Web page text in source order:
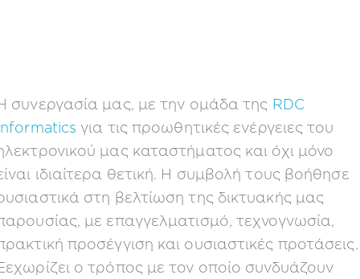
συνεργασία μας, με την ομάδα της RDC
για τις προωθητικές ενέργειες του
μας καταστήματος και όχι μόνο
ιδιαίτερα θετική. Η συμβολή τους βοήθησε
στη βελτίωση της δικτυακής μας
με επαγγελματισμό, τεχνογνωσία,
προσέγγιση και ουσιαστικές προτάσεις.
ο τρόπος με τον οποίο συνδυάζουν